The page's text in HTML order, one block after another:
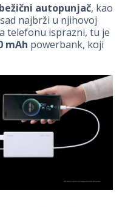
autopunjač, kao
najbrži u njihovoj
telefonu isprazni, tu je
mAh powerbank, koji